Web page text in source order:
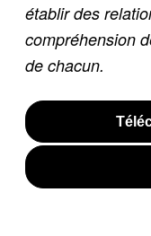
établir des
compréhension
de chacun.